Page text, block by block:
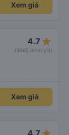
Xem giá
4.7 star_rate
(3565 đánh giá)
Xem giá
4.7